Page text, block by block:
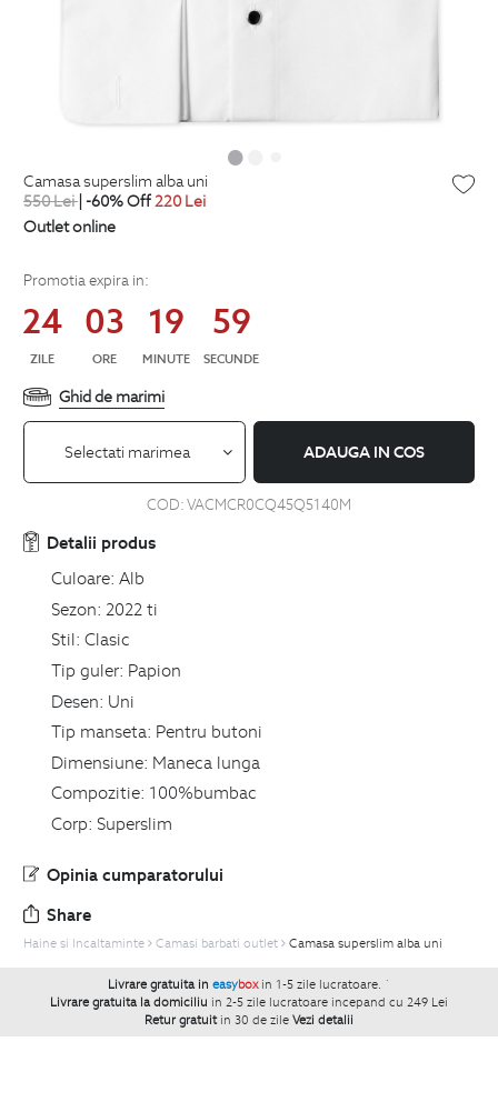
camasa superslim alba uni
550Lei| -60% Off220 Lei
Outlet online
Promotia expira in:
24
ZILE
03
ORE
19
MINUTE
58
SECUNDE
Ghid de marimi
Selectati marimea ADAUGA IN COS
COD:VACMCR0CQ45Q5140M
Detalii produs
Culoare: Alb
Sezon: 2022 ti
Stil: Clasic
Tip guler: Papion
Desen: Uni
Tip manseta: Pentru butoni
Dimensiune: Maneca lunga
Compozitie: 100%bumbac
Corp: Superslim
Opinia cumparatorului
Share
Haine si Incaltaminte Camasi barbati outlet Camasa superslim alba uni
Livrare gratuita in easybox in 1-5 zile lucratoare. `
Livrare gratuita la domiciliu in 2-5 zile lucratoare incepand cu 249 Lei
Retur gratuit in 30 de zile Vezi detalii